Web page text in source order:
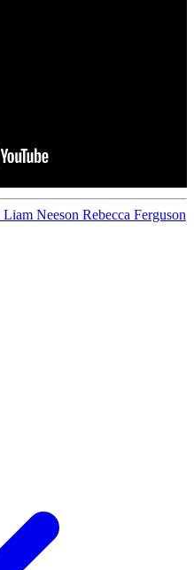
Liam Neeson Rebecca Ferguson